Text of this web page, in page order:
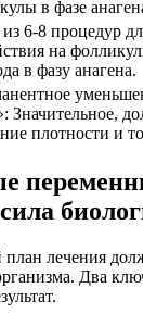
в фазе
6-8 процедур
на
в фазу анагена.
Значительное,
плотности и
лечения
Два